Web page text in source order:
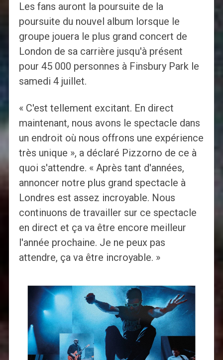
Les fans auront la poursuite de la
poursuite du nouvel album lorsque le
groupe jouera le plus grand concert de
London de sa carrière jusqu'à présent
pour 45 000 personnes à Finsbury Park le
samedi 4 juillet.
« C'est tellement excitant. En direct
maintenant, nous avons le spectacle dans
un endroit où nous offrons une expérience
très unique », a déclaré Pizzorno de ce à
quoi s'attendre. « Après tant d'années,
annoncer notre plus grand spectacle à
Londres est assez incroyable. Nous
continuons de travailler sur ce spectacle
en direct et ça va être encore meilleur
l'année prochaine. Je ne peux pas
attendre, ça va être incroyable. »